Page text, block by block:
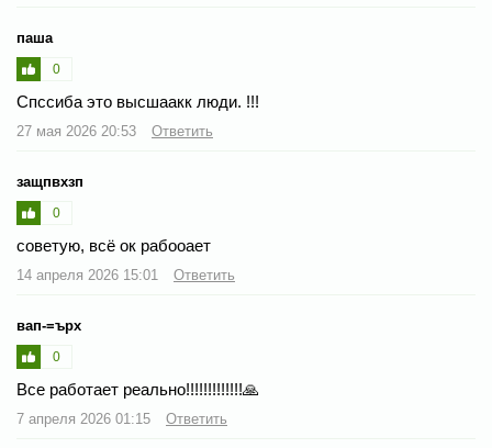
паша
0
Спссиба это высшаакк люди. !!!
27 мая 2026 20:53 Ответить
защпвхзп
0
советую, всё ок рабооает
14 апреля 2026 15:01 Ответить
вап-=ърх
0
Все работает реально!!!!!!!!!!!!!🙏
7 апреля 2026 01:15 Ответить